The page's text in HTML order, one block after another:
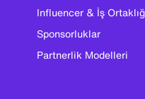
Influencer & İş
Sponsorluklar
Partnerlik Modelleri